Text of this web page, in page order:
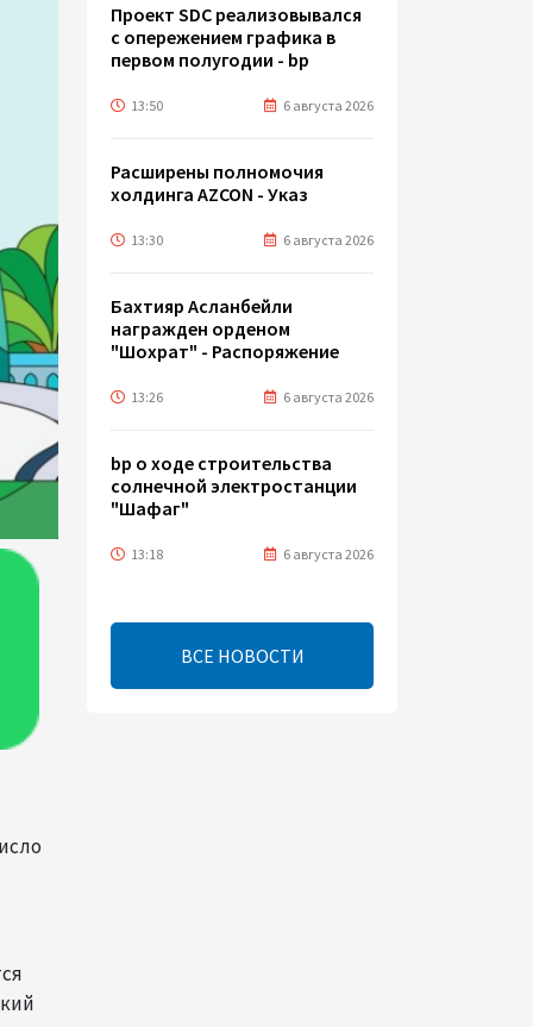
Проект SDC реализовывался
с опережением графика в
первом полугодии - bp
13:50 6 августа 2026
Расширены полномочия
холдинга AZCON - Указ
13:30 6 августа 2026
Бахтияр Асланбейли
награжден орденом
"Шохрат" - Распоряжение
13:26 6 августа 2026
bp о ходе строительства
солнечной электростанции
"Шафаг"
13:18 6 августа 2026
Усиливается контроль в
Азербайджан
непродовольственными
ВСЕ НОВОСТИ